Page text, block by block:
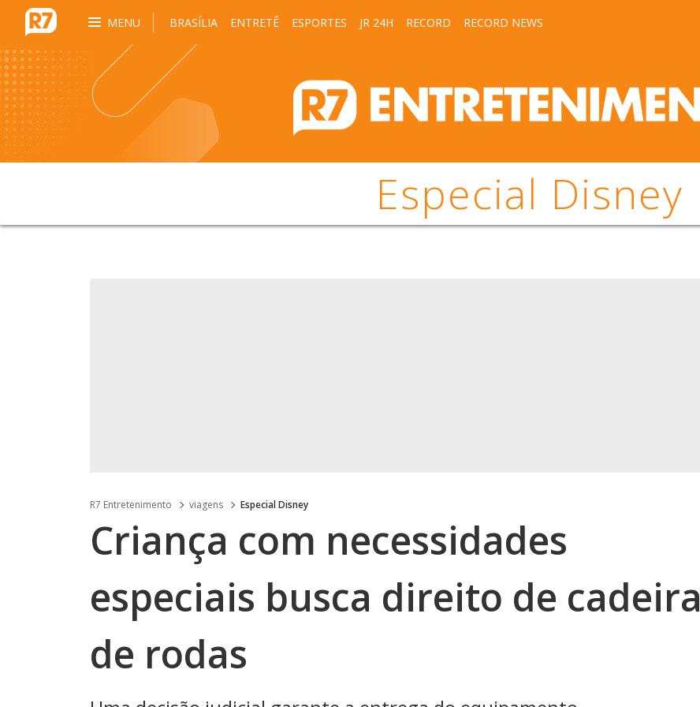
MENU BRASÍLIA ENTRETÊ ESPORTES JR 24H RECORD RECORD NEWS
Especial Disney
R7 Entretenimento viagens Especial Disney
Criança com necessidades
especiais busca direito de cadeira
de rodas